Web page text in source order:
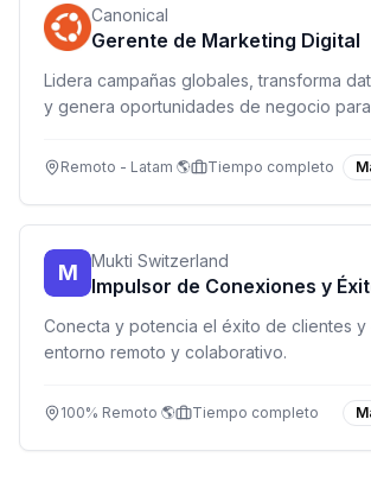
Canonical
Gerente de Marketing Digital
Lidera campañas globales, transforma
y genera oportunidades de negocio
IoT.Remoto - Latam 🌎 Tiempo completo
M Mukti Switzerland
Impulsor de Conexiones y
Conecta y potencia el éxito de clientes y
entorno remoto y colaborativo.
100% Remoto 🌎 Tiempo completo